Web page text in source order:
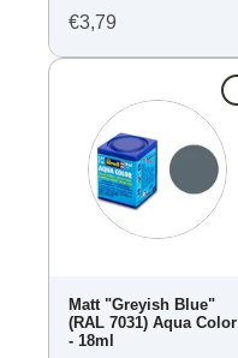
€3,79
Matt "Greyish Blue"
(RAL 7031) Aqua Color
- 18ml